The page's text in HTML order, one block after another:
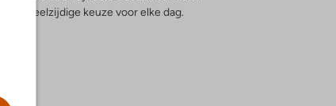
veelzijdige keuze voor elke dag.